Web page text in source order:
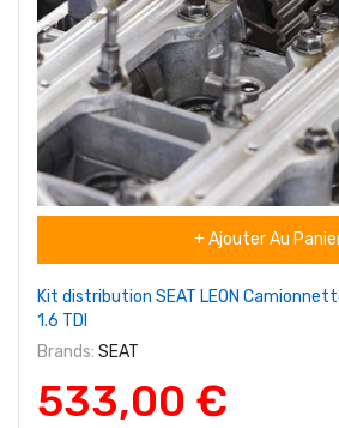
+ Ajouter Au
Kit distribution SEAT LEON
1.6 TDI
Brands: SEAT
533,00 €